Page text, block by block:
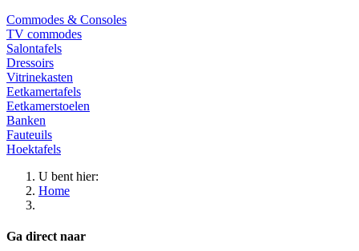
Commodes & Consoles
TV commodes
Salontafels
Dressoirs
Vitrinekasten
Eetkamertafels
Eetkamerstoelen
Banken
Fauteuils
Hoektafels
U bent hier:
Home
Ga direct naar